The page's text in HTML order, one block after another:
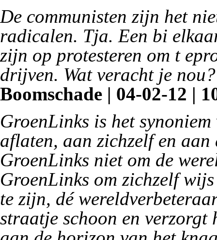
De communisten zijn het
radicalen. Tja. Een bi
zijn op protesteren om t
drijven. Wat veracht je nou?
Boomschade | 04-02-12 |
GroenLinks is het
aflaten, aan zichzelf en
GroenLinks niet om de
GroenLinks om zichzelf
te zijn, dé
straatje schoon en